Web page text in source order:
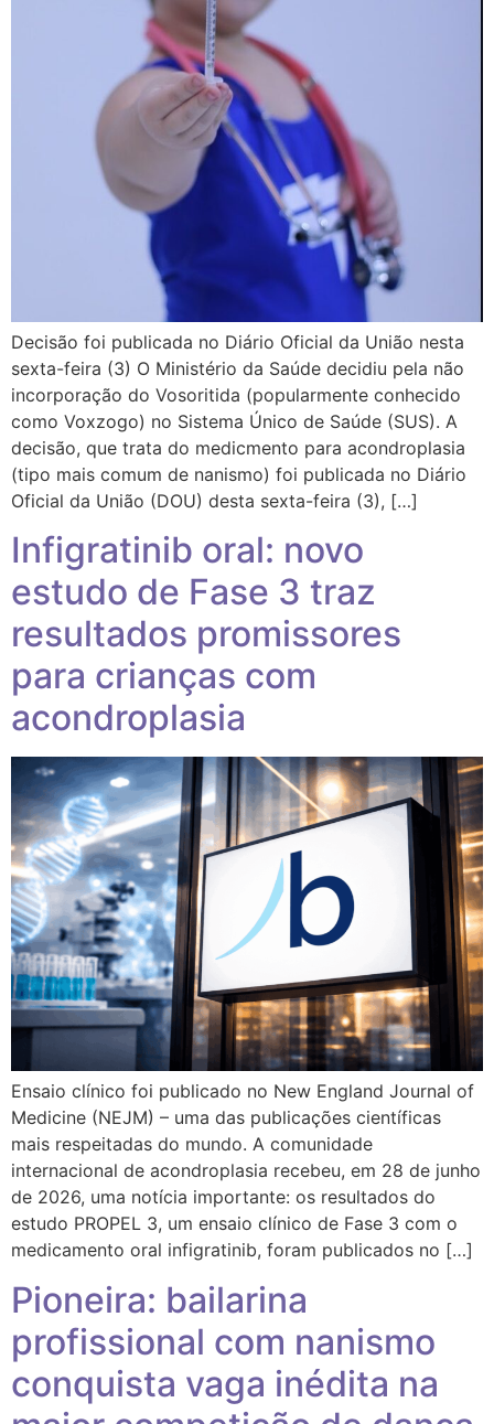
Decisão foi publicada no Diário Oficial da União nesta
sexta-feira (3) O Ministério da Saúde decidiu pela não
incorporação do Vosoritida (popularmente conhecido
como Voxzogo) no Sistema Único de Saúde (SUS). A
decisão, que trata do medicmento para acondroplasia
(tipo mais comum de nanismo) foi publicada no Diário
Oficial da União (DOU) desta sexta-feira (3), […]
Infigratinib oral: novo
estudo de Fase 3 traz
resultados promissores
para crianças com
acondroplasia
Ensaio clínico foi publicado no New England Journal of
Medicine (NEJM) – uma das publicações científicas
mais respeitadas do mundo. A comunidade
internacional de acondroplasia recebeu, em 28 de junho
de 2026, uma notícia importante: os resultados do
estudo PROPEL 3, um ensaio clínico de Fase 3 com o
medicamento oral infigratinib, foram publicados no […]
Pioneira: bailarina
profissional com nanismo
conquista vaga inédita na